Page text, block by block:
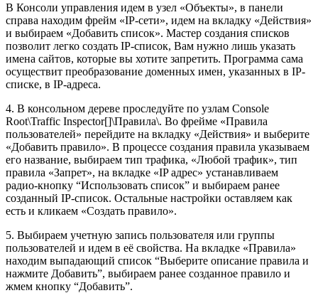
В Консоли управления идем в узел «Объекты», в панели
справа находим фрейм «IP-сети», идем на вкладку «Действия»
и выбираем «Добавить список». Мастер создания списков
позволит легко создать IP-список, Вам нужно лишь указать
имена сайтов, которые вы хотите запретить. Программа сама
осуществит преобразование доменных имен, указанных в IP-
списке, в IP-адреса.
4. В консольном дереве проследуйте по узлам Console
Root\Traffic Inspector[]\Правила\. Во фрейме «Правила
пользователей» перейдите на вкладку «Действия» и выберите
«Добавить правило». В процессе создания правила указываем
его название, выбираем тип трафика, «Любой трафик», тип
правила «Запрет», на вкладке «IP адрес» устанавливаем
радио-кнопку “Использовать список” и выбираем ранее
созданный IP-список. Остальные настройки оставляем как
есть и кликаем «Создать правило».
5. Выбираем учетную запись пользователя или группы
пользователей и идем в её свойства. На вкладке «Правила»
находим выпадающий список “Выберите описание правила и
нажмите Добавить”, выбираем ранее созданное правило и
жмем кнопку “Добавить”.